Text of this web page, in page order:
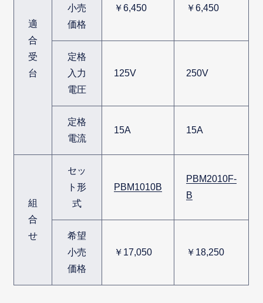
適
合
受
台
小売
価格
￥6,450 ￥6,450
定格
入力
電圧
125V 250V
定格
電流
15A 15A
組
合
せ
セッ
ト形
式
PBM1010B
PBM2010F-
B
希望
小売
価格
￥17,050 ￥18,250